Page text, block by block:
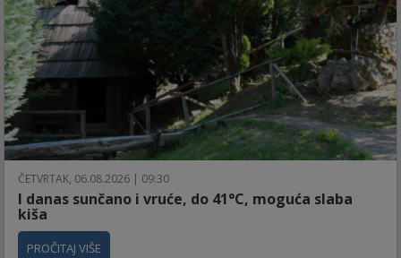
ČETVRTAK, 06.08.2026 | 09:30
I danas sunčano i vruće, do 41°C, moguća slaba
kiša
PROČITAJ VIŠE